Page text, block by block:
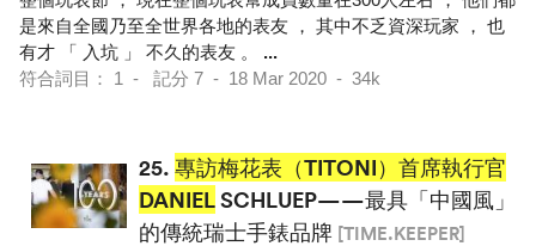
是來自全國乃至全世界各地的表友 ， 其中不乏資深玩家 ， 也
有才 「 入坑 」 不久的表友 。 ...
符合詞目： 1 - 記分 7 - 18 Mar 2020 - 34k
25. 專訪梅花表（TITONI）首席執行官
DANIELSCHLUEP——最具「中國風」
的傳統瑞士手錶品牌 [TIME.KEEPER]